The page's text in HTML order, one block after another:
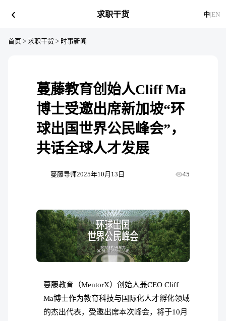
‹ 求职干货 中|EN
首页 > 求职干货 > 时事新闻
蔓藤教育创始人Cliff Ma
博士受邀出席新加坡“环
球出国世界公民峰会”，
共话全球人才发展
蔓藤导师2025年10月13日 45
蔓藤教育（MentorX）创始人兼CEO Cliff
Ma博士作为教育科技与国际化人才孵化领域
的杰出代表，受邀出席本次峰会，将于10月